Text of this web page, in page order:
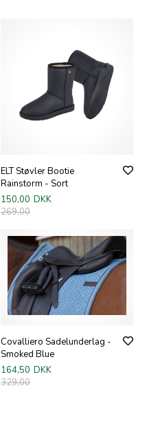
ELT Støvler Bootie
Rainstorm - Sort
150,00 DKK
269,00
Covalliero Sadelunderlag -
Smoked Blue
164,50 DKK
329,00